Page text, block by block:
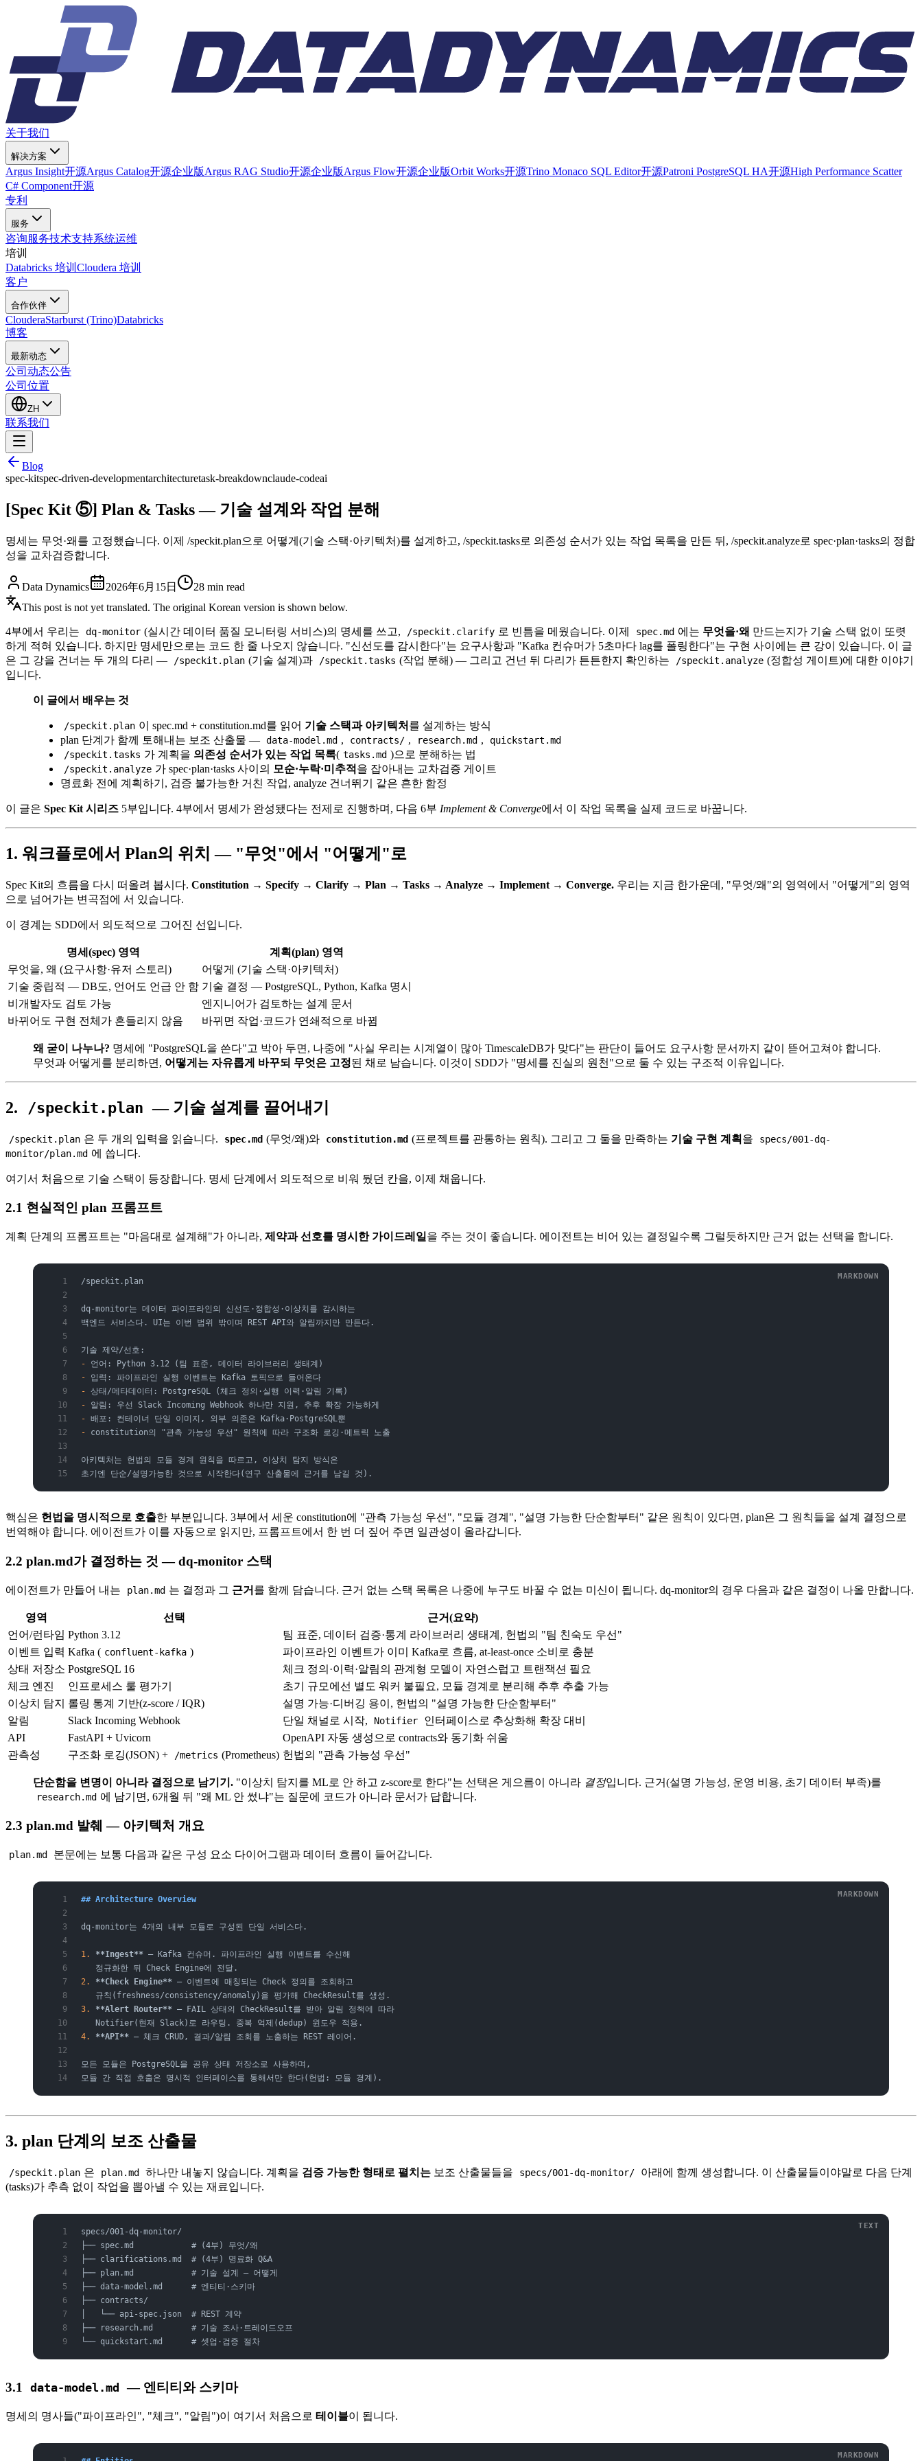
关于我们
解决方案
Argus Insight开源Argus Catalog开源企业版Argus RAG Studio开源企业版Argus Flow开源企业版Orbit Works开源Trino Monaco SQL Editor开源Patroni PostgreSQL HA开源High Performance Scatter
C# Component开源
专利
服务
咨询服务技术支持系统运维
培训
Databricks 培训 Cloudera 培训
客户
合作伙伴
ClouderaStarburst (Trino)Databricks
博客
最新动态
公司动态公告
公司位置
ZH
联系我们
Blog
spec-kitspec-driven-developmentarchitecturetask-breakdownclaude-codeai
[Spec Kit ⑤] Plan & Tasks — 기술 설계와 작업 분해
명세는 무엇·왜를 고정했습니다. 이제 /speckit.plan으로 어떻게(기술 스택·아키텍처)를 설계하고, /speckit.tasks로 의존성 순서가 있는 작업 목록을 만든 뒤, /speckit.analyze로 spec·plan·tasks의 정합
성을 교차검증합니다.
Data Dynamics 2026年6月15日 28 min read
This post is not yet translated. The original Korean version is shown below.
4부에서 우리는 dq-monitor (실시간 데이터 품질 모니터링 서비스)의 명세를 쓰고, /speckit.clarify 로 빈틈을 메웠습니다. 이제 spec.md 에는 무엇을·왜 만드는지가 기술 스택 없이 또렷
하게 적혀 있습니다. 하지만 명세만으로는 코드 한 줄 나오지 않습니다. "신선도를 감시한다"는 요구사항과 "Kafka 컨슈머가 5초마다 lag를 폴링한다"는 구현 사이에는 큰 강이 있습니다. 이 글
은 그 강을 건너는 두 개의 다리 —
/speckit.plan (기술 설계)과 /speckit.tasks (작업 분해) — 그리고 건넌 뒤 다리가 튼튼한지 확인하는 /speckit.analyze (정합성 게이트)에 대한 이야기
입니다.
이 글에서 배우는 것
/speckit.plan 이 spec.md + constitution.md를 읽어 기술 스택과 아키텍처 를 설계하는 방식
plan 단계가 함께 토해내는 보조 산출물 — data-model.md , contracts/ , research.md ,
quickstart.md
/speckit.tasks 가 계획을 의존성 순서가 있는 작업 목록( tasks.md )으로 분해하는 법
/speckit.analyze 가 spec·plan·tasks 사이의 모순·누락·미추적 을 잡아내는 교차검증 게이트
명료화 전에 계획하기, 검증 불가능한 거친 작업, analyze 건너뛰기 같은 흔한 함정
이 글은 Spec Kit 시리즈 5부입니다. 4부에서 명세가 완성됐다는 전제로 진행하며, 다음 6부 Implement & Converge에서 이 작업 목록을 실제 코드로 바꿉니다.
1. 워크플로에서 Plan의 위치 — "무엇"에서 "어떻게"로
Spec Kit의 흐름을 다시 떠올려 봅시다. Constitution → Specify → Clarify → Plan → Tasks → Analyze → Implement → Converge. 우리는 지금 한가운데, "무엇/왜"의 영역에서 "어떻게"의 영역
으로 넘어가는 변곡점에 서 있습니다.
이 경계는 SDD에서 의도적으로 그어진 선입니다.
명세(spec) 영역
계획(plan) 영역
무엇을, 왜 (요구사항·유저 스토리)
어떻게 (기술 스택·아키텍처)
기술 중립적 — DB도, 언어도 언급 안 함 기술 결정 — PostgreSQL, Python, Kafka 명시
비개발자도 검토 가능
엔지니어가 검토하는 설계 문서
바뀌어도 구현 전체가 흔들리지 않음
바뀌면 작업·코드가 연쇄적으로 바뀜
왜 굳이 나누나? 명세에 "PostgreSQL을 쓴다"고 박아 두면, 나중에 "사실 우리는 시계열이 많아 TimescaleDB가 맞다"는 판단이 들어도 요구사항 문서까지 같이 뜯어고쳐야 합니다.
무엇과 어떻게를 분리하면, 어떻게는 자유롭게 바꾸되 무엇은 고정된 채로 남습니다. 이것이 SDD가 "명세를 진실의 원천"으로 둘 수 있는 구조적 이유입니다.
2. /speckit.plan — 기술 설계를 끌어내기
/speckit.plan 은 두 개의 입력을 읽습니다. spec.md (무엇/왜)와 constitution.md (프로젝트를 관통하는 원칙). 그리고 그 둘을 만족하는 기술 구현 계획 을
specs/001-dq-
monitor/plan.md 에 씁니다.
여기서 처음으로 기술 스택이 등장합니다. 명세 단계에서 의도적으로 비워 뒀던 칸을, 이제 채웁니다.
2.1 현실적인 plan 프롬프트
계획 단계의 프롬프트는 "마음대로 설계해"가 아니라, 제약과 선호를 명시한 가이드레일 을 주는 것이 좋습니다. 에이전트는 비어 있는 결정일수록 그럴듯하지만 근거 없는 선택을 합니다.
/speckit.plan
dq-monitor는 데이터 파이프라인의 신선도·정합성·이상치를 감시하는
백엔드 서비스다. UI는 이번 범위 밖이며 REST API와 알림까지만 만든다.
기술 제약/선호:
- 언어: Python 3.12 (팀 표준, 데이터 라이브러리 생태계)
- 입력: 파이프라인 실행 이벤트는 Kafka 토픽으로 들어온다
- 상태/메타데이터: PostgreSQL (체크 정의·실행 이력·알림 기록)
- 알림: 우선 Slack Incoming Webhook 하나만 지원, 추후 확장 가능하게
- 배포: 컨테이너 단일 이미지, 외부 의존은 Kafka·PostgreSQL뿐
- constitution의 "관측 가능성 우선" 원칙에 따라 구조화 로깅·메트릭 노출
아키텍처는 헌법의 모듈 경계 원칙을 따르고, 이상치 탐지 방식은
초기엔 단순/설명가능한 것으로 시작한다(연구 산출물에 근거를 남길 것).
핵심은 헌법을 명시적으로 호출한 부분입니다. 3부에서 세운 constitution에 "관측 가능성 우선", "모듈 경계", "설명 가능한 단순함부터" 같은 원칙이 있다면, plan은 그 원칙들을 설계 결정으로
번역해야 합니다. 에이전트가 이를 자동으로 읽지만, 프롬프트에서 한 번 더 짚어 주면 일관성이 올라갑니다.
2.2 plan.md가 결정하는 것 — dq-monitor 스택
에이전트가 만들어 내는 plan.md 는 결정과 그 근거 를 함께 담습니다. 근거 없는 스택 목록은 나중에 누구도 바꿀 수 없는 미신이 됩니다. dq-monitor의 경우 다음과 같은 결정이 나올 만합니다.
영역 선택
근거(요약)
언어/런타임 Python 3.12
팀 표준, 데이터 검증·통계 라이브러리 생태계, 헌법의 "팀 친숙도 우선"
이벤트 입력 Kafka ( confluent-kafka )
파이프라인 이벤트가 이미 Kafka로 흐름, at-least-once 소비로 충분
상태 저장소 PostgreSQL 16
체크 정의·이력·알림의 관계형 모델이 자연스럽고 트랜잭션 필요
체크 엔진
인프로세스 룰 평가기
초기 규모에선 별도 워커 불필요, 모듈 경계로 분리해 추후 추출 가능
이상치 탐지
롤링 통계 기반(z-score / IQR)
설명 가능·디버깅 용이, 헌법의 "설명 가능한 단순함부터"
알림
Slack Incoming Webhook 단일 채널로 시작, Notifier
인터페이스로 추상화해 확장 대비
API
FastAPI + Uvicorn
OpenAPI 자동 생성으로 contracts와 동기화 쉬움
관측성
구조화 로깅(JSON) + /metrics (Prometheus) 헌법의 "관측 가능성 우선"
단순함을 변명이 아니라 결정으로 남기기. "이상치 탐지를 ML로 안 하고 z-score로 한다"는 선택은 게으름이 아니라 결정입니다. 근거(설명 가능성, 운영 비용, 초기 데이터 부족)를
research.md 에 남기면, 6개월 뒤 "왜 ML 안 썼냐"는 질문에 코드가 아니라 문서가 답합니다.
2.3 plan.md 발췌 — 아키텍처 개요
plan.md 본문에는 보통 다음과 같은 구성 요소 다이어그램과 데이터 흐름이 들어갑니다.
## Architecture Overview
dq-monitor는 4개의 내부 모듈로 구성된 단일 서비스다.
1. **Ingest** — Kafka 컨슈머. 파이프라인 실행 이벤트를 수신해
   정규화한 뒤 Check Engine에 전달.
2.
**Check Engine** — 이벤트에 매칭되는 Check 정의를 조회하고
   규칙(freshness/consistency/anomaly)을 평가해 CheckResult를 생성.
3.
**Alert Router** — FAIL 상태의 CheckResult를 받아 알림 정책에 따라
   Notifier(현재 Slack)로 라우팅. 중복 억제(dedup) 윈도우 적용.
4.
**API** — 체크 CRUD, 결과/알림 조회를 노출하는 REST 레이어.
모든 모듈은 PostgreSQL을 공유 상태 저장소로 사용하며,
모듈 간 직접 호출은 명시적 인터페이스를 통해서만 한다(헌법: 모듈 경계).
3. plan 단계의 보조 산출물
/speckit.plan 은 plan.md 하나만 내놓지 않습니다. 계획을 검증 가능한 형태로 펼치는 보조 산출물들을 specs/001-dq-monitor/
아래에 함께 생성합니다. 이 산출물들이야말로 다음 단계
(tasks)가 추측 없이 작업을 뽑아낼 수 있는 재료입니다.
specs/001-dq-monitor/
├── spec.md            # (4부) 무엇/왜
├── clarifications.md  # (4부) 명료화 Q&A
├── plan.md            # 기술 설계 — 어떻게
├── data-model.md      # 엔티티·스키마
├── contracts/
│   └── api-spec.json  # REST 계약
├── research.md        # 기술 조사·트레이드오프
└── quickstart.md      # 셋업·검증 절차
3.1 data-model.md — 엔티티와 스키마
명세의 명사들("파이프라인", "체크", "알림")이 여기서 처음으로 테이블이 됩니다.